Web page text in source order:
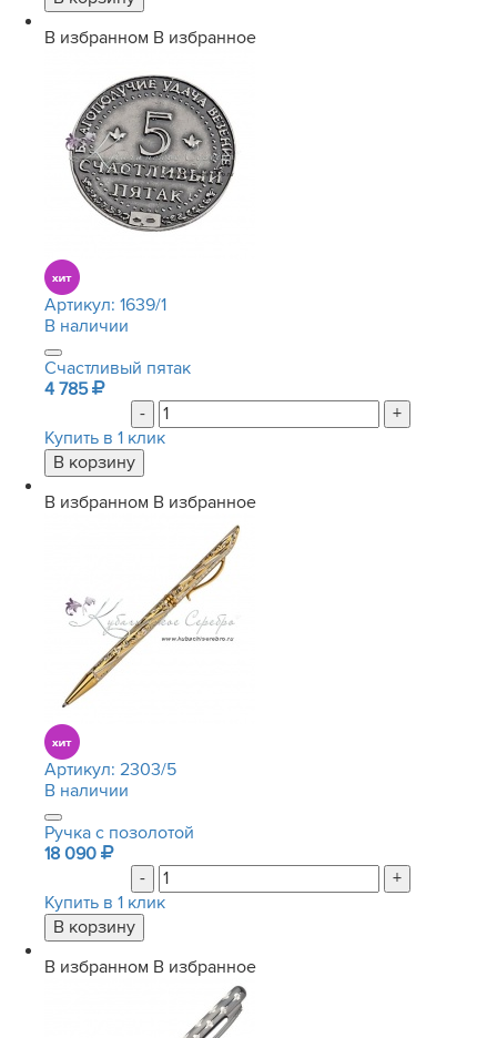
В избранном В избранное
Артикул: 1639/1
В наличии
Счастливый пятак
4 785
-
+
Купить в 1 клик
В избранном В избранное
Артикул: 2303/5
В наличии
Ручка с позолотой
18 090
-
+
Купить в 1 клик
В избранном В избранное